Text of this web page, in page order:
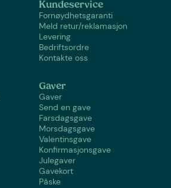
Kundeservice
Fornøydhetsgaranti
Meld retur/reklamasjon
Levering
Bedriftsordre
Kontakte oss
Gaver
Gaver
Send en gave
Farsdagsgave
Morsdagsgave
Valentinsgave
Konfirmasjonsgave
Julegaver
Gavekort
Påske